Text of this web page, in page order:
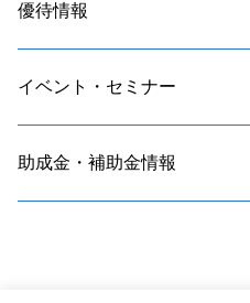
優待情報
イベント・セミナー
助成金・補助金情報